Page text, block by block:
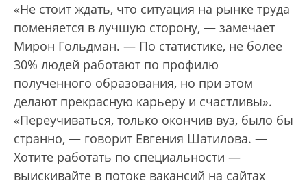
«Не стоит ждать, что ситуация на рынке труда
поменяется в лучшую сторону, — замечает
Мирон Гольдман. — По статистике, не более
30% людей работают по профилю
полученного образования, но при этом
делают прекрасную карьеру и счастливы».
«Переучиваться, только окончив вуз, было бы
странно, — говорит Евгения Шатилова. —
Хотите работать по специальности —
выискивайте в потоке вакансий на сайтах